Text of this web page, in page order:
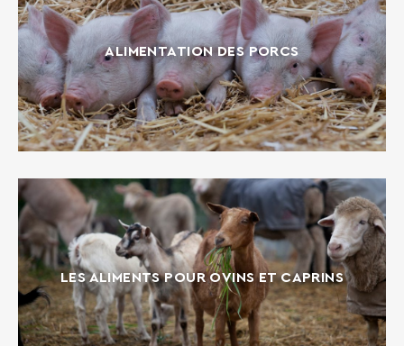
ALIMENTATION DES PORCS
LES ALIMENTS POUR OVINS ET CAPRINS